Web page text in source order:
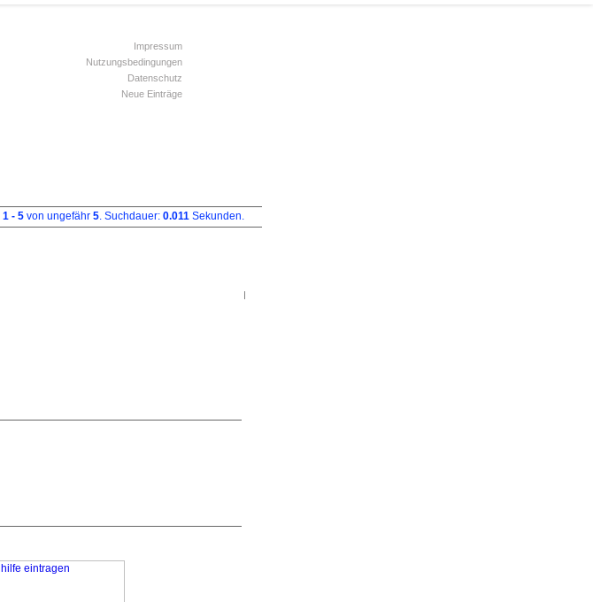
Impressum
Nutzungsbedingungen
Datenschutz
Neue Einträge
1 - 5 von ungefähr 5. Suchdauer: 0.011 Sekunden.